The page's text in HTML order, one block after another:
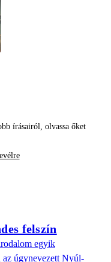
írásairól, olvassa őket
felszín
egyik
az úgynevezett Nyúl-